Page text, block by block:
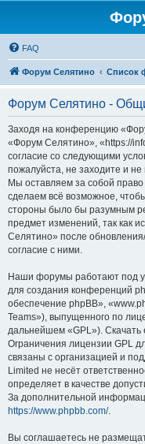
FAQ
Форум Селятино Список
Форум Селятино -
Заходя на конференцию
«Форум Селятино», «https://
согласие со следующими
пожалуйста, не заходите и
Мы оставляем за собой
сделаем всё возможное,
стороны было бы разумным
предмет изменений, так как
Селятино» после
согласие с ними.
Наши форумы работают под
для создания конференций
обеспечение phpBB»,
Teams»), выпущенного по
дальнейшем «GPL»). Скачать
Ограничения лицензии GPL
связаны с организацией и
Limited не несёт
определяет в качестве
За дополнительной
https://www.phpbb.com/.
Вы соглашаетесь не